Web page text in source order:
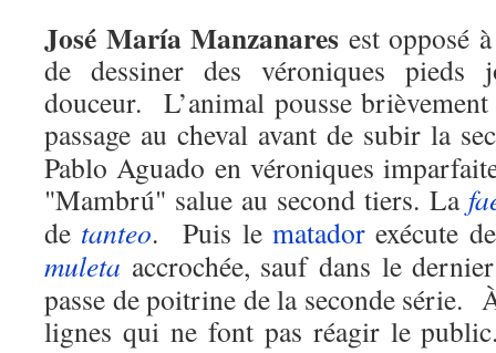
José María Manzanares est opposé
de dessiner des véroniques
douceur. L’animal pousse
passage au cheval avant de subir la
Pablo Aguado en véroniques
"Mambrú" salue au second tiers. La
de tanteo. Puis lematador exécute
muleta accrochée, sauf dans le
passe de poitrine de la seconde série.
lignes qui ne font pas réagir le